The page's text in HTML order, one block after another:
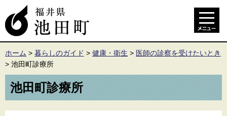
ホーム > 暮らしのガイド > 健康・衛生 > 医師の診察を受けたいとき
> 池田町診療所
池田町診療所